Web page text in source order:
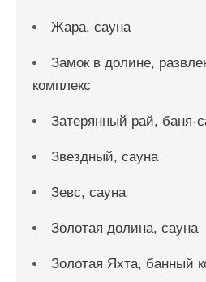
Жара, сауна
Замок в долине,
комплекс
Затерянный рай, баня-
Звездный, сауна
Зевс, сауна
Золотая долина, сауна
Золотая Яхта, банный